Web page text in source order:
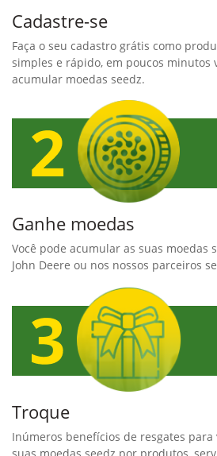
Cadastre-se
Faça o seu cadastro grátis como
simples e rápido, em poucos minutos
acumular moedas seedz.
Ganhe moedas
Você pode acumular as suas moedas
John Deere ou nos nossos parceiros
Troque
Inúmeros benefícios de resgates para
suas moedas seedz por produtos,